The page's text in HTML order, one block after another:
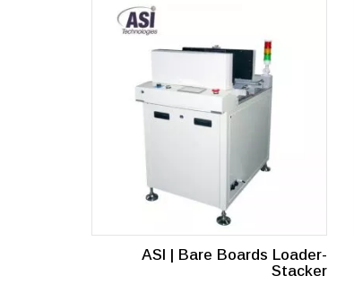
ASI | Bare Boards Loader-
Stacker